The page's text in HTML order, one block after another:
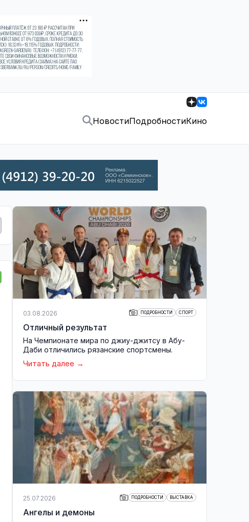
НовостиПодробностиКино
03.08.2026 ПОДРОБНОСТИ СПОРТ
Отличный результат
На Чемпионате мира по джиу-джитсу в Абу-
Даби отличились рязанские спортсмены.
Читать далее
25.07.2026 ПОДРОБНОСТИ ВЫСТАВКА
Ангелы и демоны